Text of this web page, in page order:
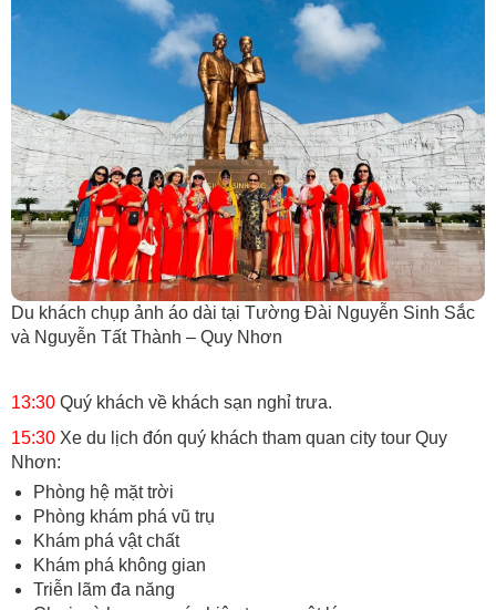
Du khách chụp ảnh áo dài tại Tường Đài Nguyễn Sinh Sắc
và Nguyễn Tất Thành – Quy Nhơn
13:30 Quý khách về khách sạn nghỉ trưa.
15:30 Xe du lịch đón quý khách tham quan city tour Quy
Nhơn:
Phòng hệ mặt trời
Phòng khám phá vũ trụ
Khám phá vật chất
Khám phá không gian
Triễn lãm đa năng